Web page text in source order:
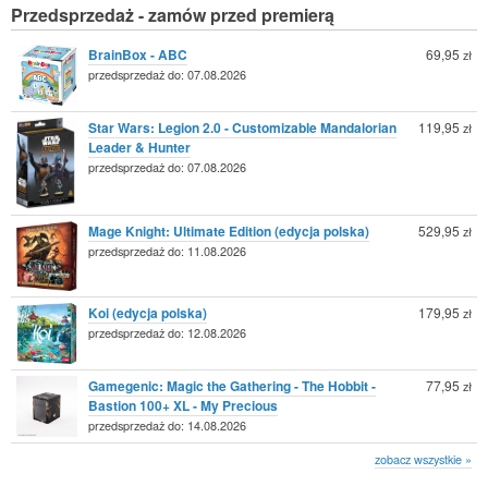
Przedsprzedaż - zamów przed premierą
BrainBox - ABC
przedsprzedaż do: 07.08.2026
69,95 zł
Star Wars: Legion 2.0 - Customizable Mandalorian
Leader & Hunter
przedsprzedaż do: 07.08.2026
119,95 zł
Mage Knight: Ultimate Edition (edycja polska)
przedsprzedaż do: 11.08.2026
529,95 zł
Koi (edycja polska)
przedsprzedaż do: 12.08.2026
179,95 zł
Gamegenic: Magic the Gathering - The Hobbit -
Bastion 100+ XL - My Precious
przedsprzedaż do: 14.08.2026
77,95 zł
zobacz wszystkie »